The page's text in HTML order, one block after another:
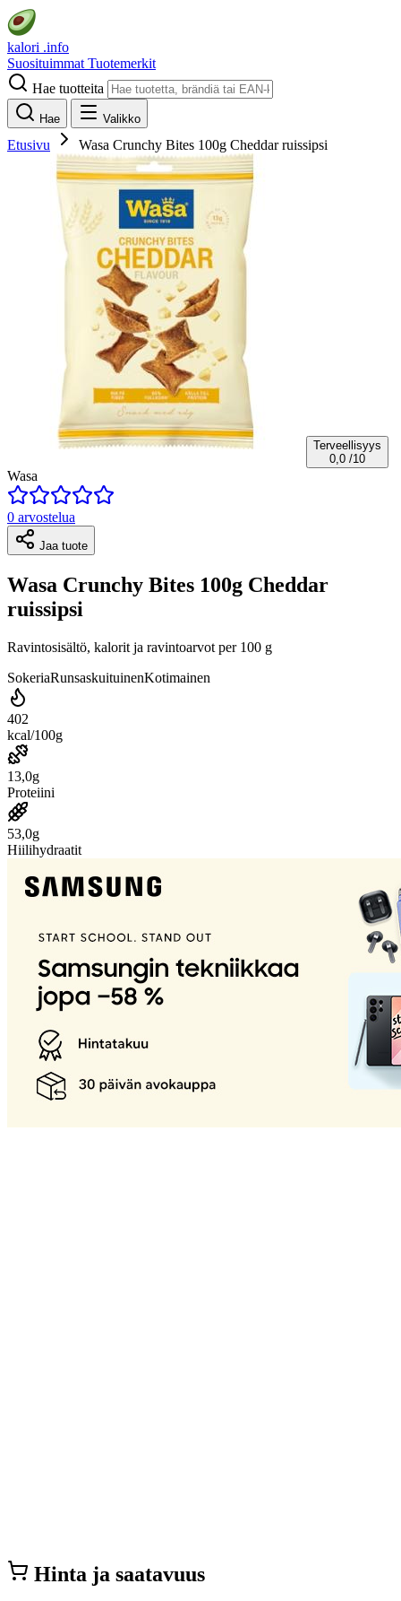
kalori .info
Suosituimmat Tuotemerkit
Hae tuotteita
Hae Valikko
Etusivu Wasa Crunchy Bites 100g Cheddar ruissipsi
Terveellisyys
0,0 /10
Wasa
0 arvostelua
Jaa tuote
Wasa Crunchy Bites 100g Cheddar
ruissipsi
Ravintosisältö, kalorit ja ravintoarvot per 100 g
SokeriaRunsaskuituinenKotimainen
402
kcal/100g
13,0g
Proteiini
53,0g
Hiilihydraatit
Hinta ja saatavuus